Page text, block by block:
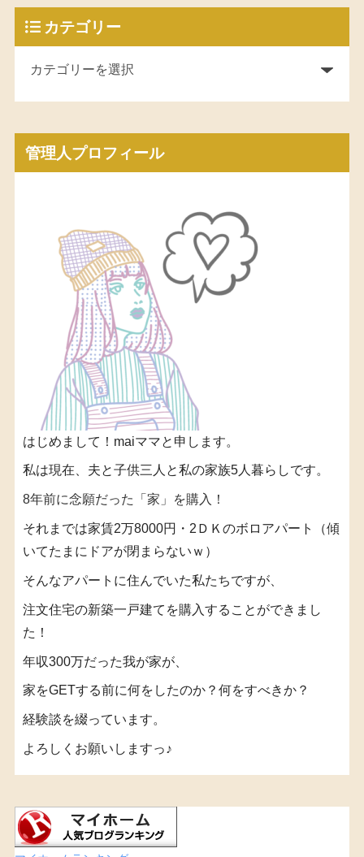
カテゴリー
管理人プロフィール
はじめまして！maiママと申します。
私は現在、夫と子供三人と私の家族5人暮らしです。
8年前に念願だった「家」を購入！
それまでは家賃2万8000円・2ＤＫのボロアパート（傾
いてたまにドアが閉まらないｗ）
そんなアパートに住んでいた私たちですが、
注文住宅の新築一戸建てを購入することができまし
た！
年収300万だった我が家が、
家をGETする前に何をしたのか？何をすべきか？
経験談を綴っています。
よろしくお願いしますっ♪